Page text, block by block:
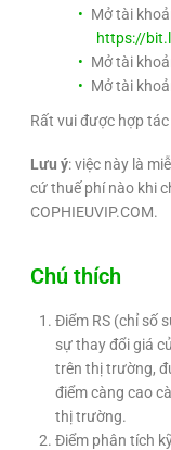
Mở tài
https://
Mở tài
Mở tài
Rất vui được hợp
Lưu ý: việc này là
cứ thuế phí nào khi
COPHIEUVIP.COM.
Chú thích
Điểm RS (chỉ số
sự thay đổi giá
trên thị trường,
điểm càng cao
thị trường.
Điểm phân tích